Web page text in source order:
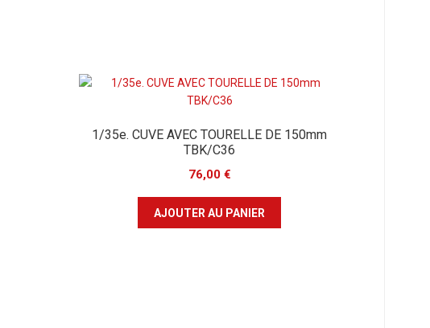
1/35e. CUVE AVEC TOURELLE DE 150mm
TBK/C36
76,00 €
AJOUTER AU PANIER